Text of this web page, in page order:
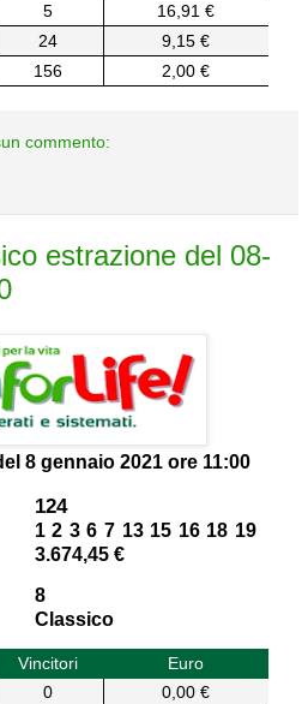
5
16,91 €
24
9,15 €
156 2,00 €
commento:
estrazione del 08-
8 gennaio 2021 ore 11:00
124
1 2 3 6 7 13 15 16 18 19
3.674,45 €
8
Classico
Vincitori
Euro
0
0,00 €